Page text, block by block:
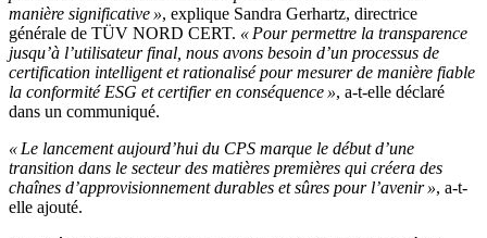
manière significative », explique Sandra Gerhartz, directrice
générale de TÜV NORD CERT. « Pour permettre la transparence
jusqu’à l’utilisateur final, nous avons besoin d’un processus de
certification intelligent et rationalisé pour mesurer de manière fiable
la conformité ESG et certifier en conséquence », a-t-elle déclaré
dans un communiqué.
« Le lancement aujourd’hui du CPS marque le début d’une
transition dans le secteur des matières premières qui créera des
chaînes d’approvisionnement durables et sûres pour l’avenir », a-t-
elle ajouté.